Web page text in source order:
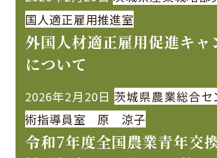
国人適正雇用推進室
外国人材適正雇用促進キャ
について
2026年2月20日 茨城県農業総合セ
術指導員室 原 涼子
令和7年度全国農業青年交